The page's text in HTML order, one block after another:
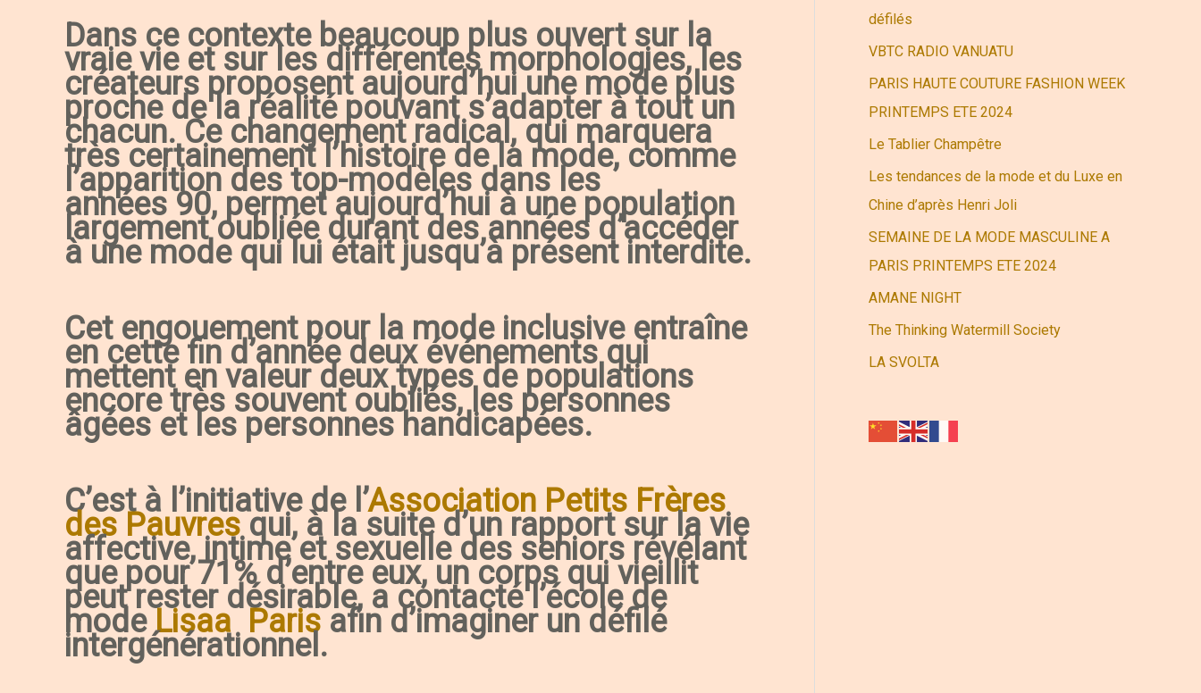
Dans ce contexte beaucoup plus ouvert sur la
vraie vie et sur les différentes morphologies, les
créateurs proposent aujourd’hui une mode plus
proche de la réalité pouvant s’adapter à tout un
chacun. Ce changement radical, qui marquera
très certainement l’histoire de la mode, comme
l’apparition des top-modèles dans les
années 90, permet aujourd’hui à une population
largement oubliée durant des années d’accéder
à une mode qui lui était jusqu’à présent interdite.
Cet engouement pour la mode inclusive entraîne
en cette fin d’année deux événements qui
mettent en valeur deux types de populations
encore très souvent oubliés, les personnes
âgées et les personnes handicapées.
C’est à l’initiative de l’Association Petits Frères
des Pauvresqui, à la suite d’un rapport sur la vie
affective, intime et sexuelle des seniors révélant
que pour 71% d’entre eux, un corps qui vieillit
peut rester désirable, a contacté l’école de
modeLisaa Parisafin d’imaginer un défilé
intergénérationnel.
r
défilés
VBTC RADIO VANUATU
PARIS HAUTE COUTURE FASHION WEEK
PRINTEMPS ETE 2024
Le Tablier Champêtre
Les tendances de la mode et du Luxe en
Chine d’après Henri Joli
SEMAINE DE LA MODE MASCULINE A
PARIS PRINTEMPS ETE 2024
AMANE NIGHT
The Thinking Watermill Society
LA SVOLTA